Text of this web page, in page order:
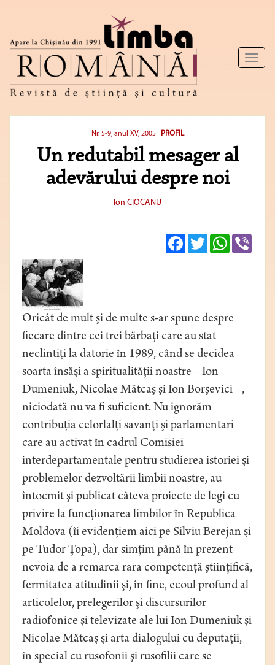
Toggle
Nr. 5-9, anul XV, 2005 PROFIL
Un redutabil mesager al
adevărului despre noi
Ion CIOCANU
FacebookTwitterWhatsApp
Oricât de mult şi de multe s-ar spune despre
fiecare dintre cei trei bărbaţi care au stat
neclintiţi la datorie în 1989, când se decidea
soarta însăşi a spiritualităţii noastre – Ion
Dumeniuk, Nicolae Mătcaş şi Ion Borşevici –,
niciodată nu va fi suficient. Nu ignorăm
contribuţia celorlalţi savanţi şi parlamentari
care au activat în cadrul Comisiei
interdepartamentale pentru studierea istoriei şi
problemelor dezvoltării limbii noastre, au
întocmit şi publicat câteva proiecte de legi cu
privire la funcţionarea limbilor în Republica
Moldova (îi evidenţiem aici pe Silviu Berejan şi
pe Tudor Ţopa), dar simţim până în prezent
nevoia de a remarca rara competenţă ştiinţifică,
fermitatea atitudinii şi, în fine, ecoul profund al
articolelor, prelegerilor şi discursurilor
radiofonice şi televizate ale lui Ion Dumeniuk şi
Nicolae Mătcaş şi arta dialogului cu deputaţii,
în special cu rusofonii şi rusofilii care se